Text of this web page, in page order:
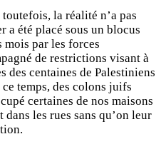
la réalité n’a pas
a été placé sous un blocus
par les forces
de restrictions visant à
des centaines de Palestiniens
temps, des colons juifs
certaines de nos maisons
les rues sans qu’on leur